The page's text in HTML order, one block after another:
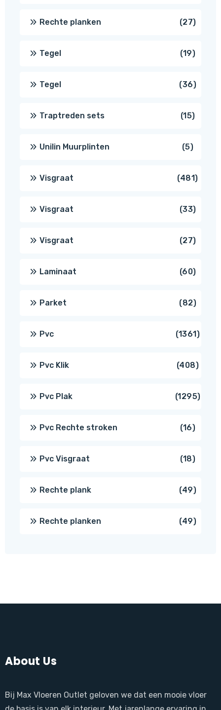
Rechte planken 2727
Tegel 1919
Tegel 3636
Traptreden sets 1515
Unilin Muurplinten 55
Visgraat 481481
Visgraat 3333
Visgraat 2727
Laminaat 6060
Parket 8282
Pvc 13611361
Pvc Klik 408408
Pvc Plak 12951295
Pvc Rechte stroken 1616
Pvc Visgraat 1818
Rechte plank 4949
Rechte planken 4949
About Us
Bij Max Vloeren Outlet geloven we dat een mooie vloer